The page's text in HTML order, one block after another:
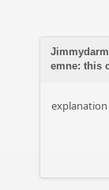
emne: this
explanation